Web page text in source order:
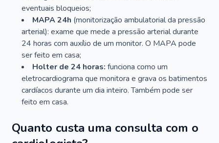
eventuais bloqueios;
MAPA 24h (monitorização ambulatorial da pressão
arterial): exame que mede a pressão arterial durante
24 horas com auxílio de um monitor. O MAPA pode
ser feito em casa;
Holter de 24 horas: funciona como um
eletrocardiograma que monitora e grava os batimentos
cardíacos durante um dia inteiro. Também pode ser
feito em casa.
Quanto custa uma consulta com o